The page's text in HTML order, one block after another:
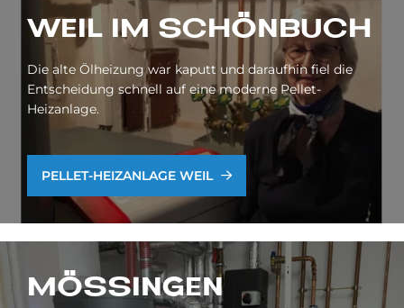
WEIL IM SCHÖN­BUCH
Die alte Ölheizung war kaputt und daraufhin fiel die
Entscheidung schnell auf eine moderne Pellet-
Heizanlage.
PEL­LET-HEIZ­AN­LA­GE WEIL
MÖ­SSIN­GEN